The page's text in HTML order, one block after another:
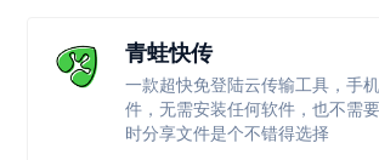
青蛙快传
一款超快免登陆云传输工具，手
件，无需安装任何软件，也不需
时分享文件是个不错得选择